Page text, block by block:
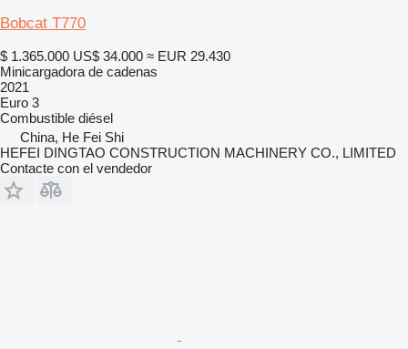
Bobcat T770
$ 1.365.000 US$ 34.000 ≈ EUR 29.430
Minicargadora de cadenas
2021
Euro 3
Combustible diésel
China, He Fei Shi
HEFEI DINGTAO CONSTRUCTION MACHINERY CO., LIMITED
Contacte con el vendedor